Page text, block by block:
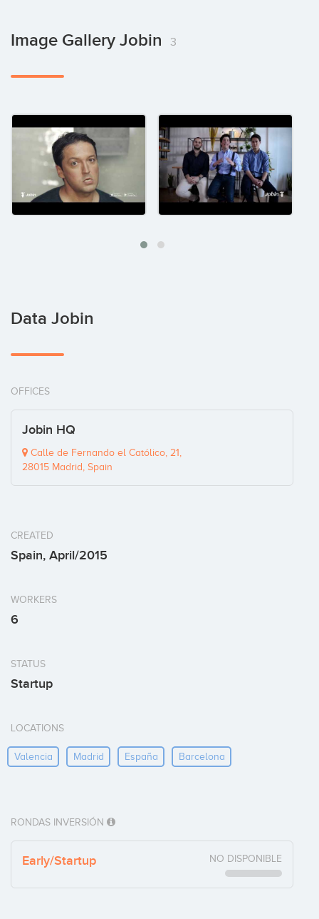
Image Gallery Jobin 3
Data Jobin
OFFICES
Jobin HQ
Calle de Fernando el Católico, 21,
28015 Madrid, Spain
CREATED
Spain, April/2015
WORKERS
6
STATUS
Startup
LOCATIONS
Valencia Madrid España Barcelona
RONDAS INVERSIÓN
Early/Startup NO DISPONIBLE